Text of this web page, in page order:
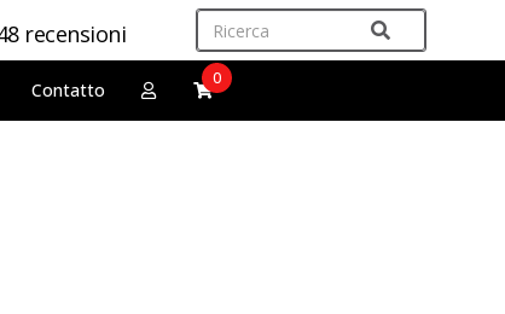
recensioni
Contatto
0